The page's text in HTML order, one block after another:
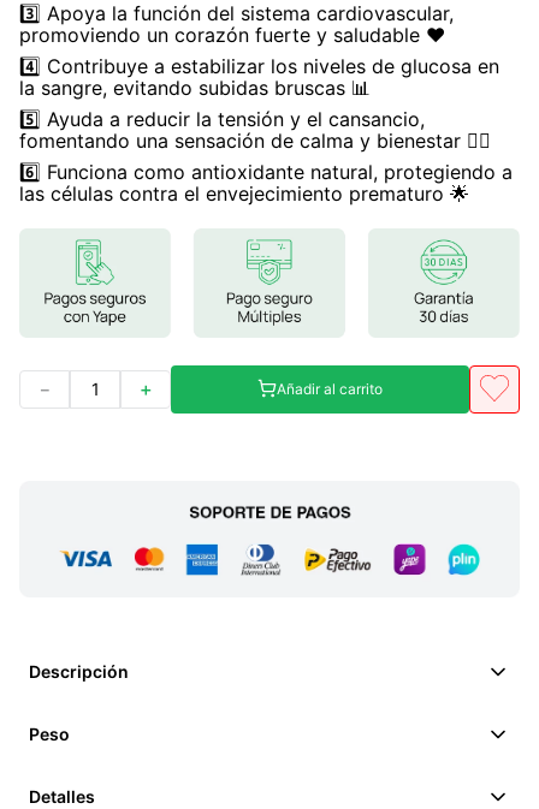
3️⃣ Apoya la función del sistema cardiovascular,
promoviendo un corazón fuerte y saludable ❤️
4️⃣ Contribuye a estabilizar los niveles de glucosa en
la sangre, evitando subidas bruscas 📊
5️⃣ Ayuda a reducir la tensión y el cansancio,
fomentando una sensación de calma y bienestar 🧘‍♂️
6️⃣ Funciona como antioxidante natural, protegiendo a
las células contra el envejecimiento prematuro 🌟
＋
－ Añadir al carrito
Descripción
Peso
Detalles